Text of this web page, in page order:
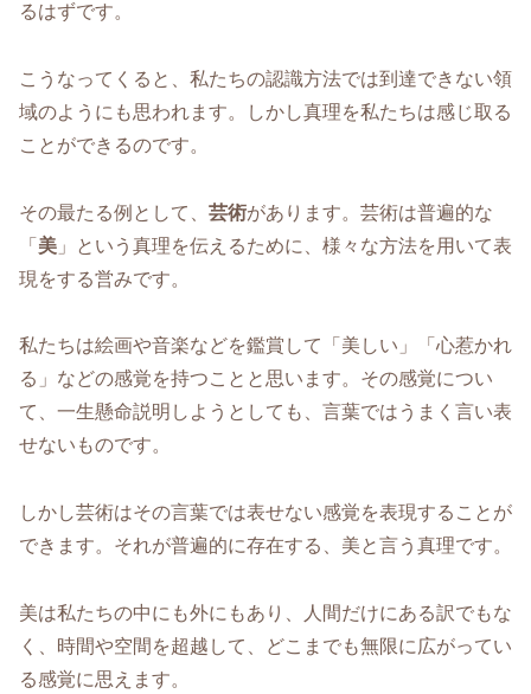
るはずです。
こうなってくると、私たちの認識方法では到達できない領
域のようにも思われます。しかし真理を私たちは感じ取る
ことができるのです。
その最たる例として、 芸術があります。芸術は普遍的な
「 美 」という真理を伝えるために、様々な方法を用いて表
現をする営みです。
私たちは絵画や音楽などを鑑賞して「美しい」「心惹かれ
る」などの感覚を持つことと思います。その感覚につい
て、一生懸命説明しようとしても、言葉ではうまく言い表
せないものです。
しかし芸術はその言葉では表せない感覚を表現することが
できます。それが普遍的に存在する、美と言う真理です。
美は私たちの中にも外にもあり、人間だけにある訳でもな
く、時間や空間を超越して、どこまでも無限に広がってい
る感覚に思えます。